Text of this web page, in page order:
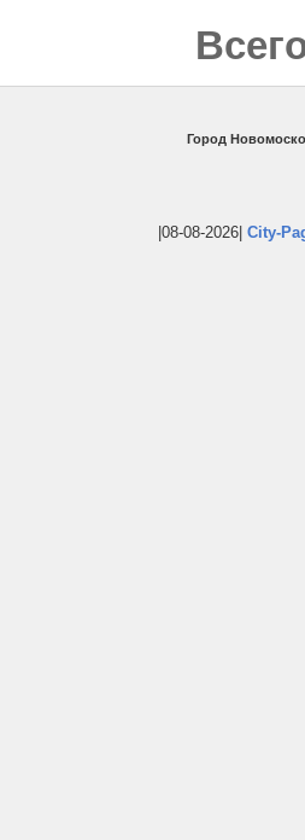
Город
|08-08-2026| City-